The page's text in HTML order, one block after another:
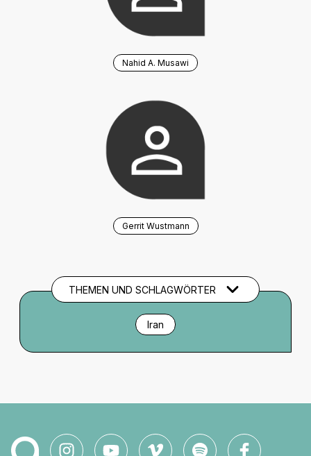
THEMEN UND SCHLAGWÖRTER
Iran
Nahid A. Musawi
Gerrit Wustmann